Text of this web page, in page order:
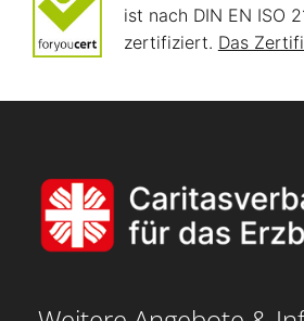
ist nach DIN EN ISO
zertifiziert. Das